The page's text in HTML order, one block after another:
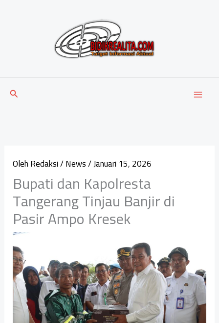
Cari
OlehRedaksi/News/Januari 15, 2026
Bupati dan Kapolresta
Tangerang Tinjau Banjir di
Pasir Ampo Kresek